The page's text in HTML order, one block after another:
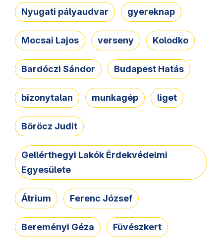
Nyugati pályaudvar gyereknap
Mocsai Lajos verseny Kolodko
Bardóczi Sándor Budapest Hatás
bizonytalan munkagép liget
Böröcz Judit
Gellérthegyi Lakók Érdekvédelmi
Egyesülete
Átrium Ferenc József
Bereményi Géza Füvészkert